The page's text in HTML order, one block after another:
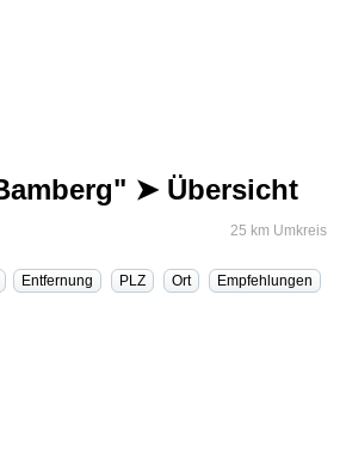
➤ Übersicht
25 km Umkreis
Entfernung PLZ Ort
Empfehlungen